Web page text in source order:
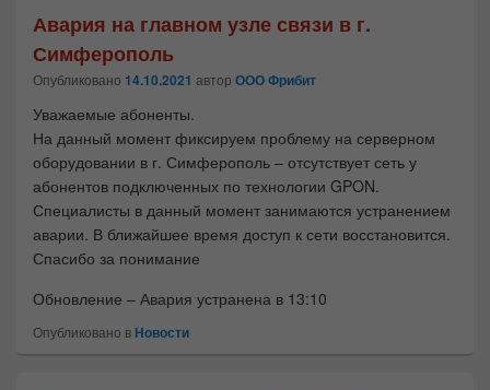
Авария на главном узле связи в г.
Симферополь
Опубликовано 14.10.2021 автор ООО Фрибит
Уважаемые абоненты.
На данный момент фиксируем проблему на серверном
оборудовании в г. Симферополь – отсутствует сеть у
абонентов подключенных по технологии GPON.
Специалисты в данный момент занимаются устранением
аварии. В ближайшее время доступ к сети восстановится.
Спасибо за понимание
Обновление – Авария устранена в 13:10
Опубликовано в Новости
Необходимый
Эти файлы cookie
обязательны. Они
необходимы для
функционирования
веб-сайта.